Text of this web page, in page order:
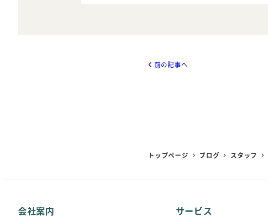
前の記事へ
トップページ ブログ スタッフ
会社案内 サービス